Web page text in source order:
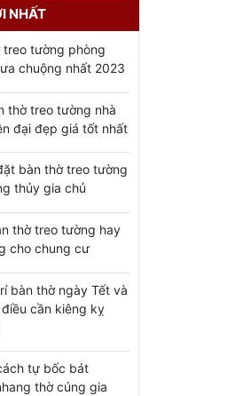
NHẤT
treo tường phòng
chuộng nhất 2023
thờ treo tường nhà
đại đẹp giá tốt nhất
bàn thờ treo tường
thủy gia chủ
thờ treo tường hay
cho chung cư
bàn thờ ngày Tết và
cần kiêng kỵ
tự bốc bát
thờ cúng gia